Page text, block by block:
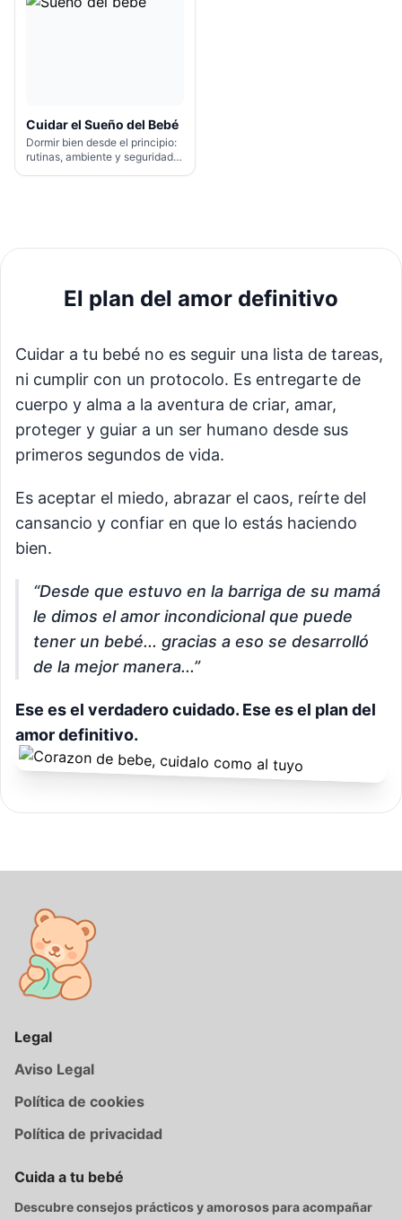
Cuidar el Sueño del Bebé
Dormir bien desde el principio:
rutinas, ambiente y seguridad
El plan del amor definitivo
Cuidar a tu bebé no es seguir una lista de tareas,
ni cumplir con un protocolo. Es entregarte de
cuerpo y alma a la aventura de criar, amar,
proteger y guiar a un ser humano desde sus
primeros segundos de vida.
Es aceptar el miedo, abrazar el caos, reírte del
cansancio y confiar en que lo estás haciendo
bien.
“Desde que estuvo en la barriga de su mamá
le dimos el amor incondicional que puede
tener un bebé... gracias a eso se desarrolló
de la mejor manera...”
Ese es el verdadero cuidado. Ese es el plan del
amor definitivo.
Legal
Aviso Legal
Política de cookies
Política de privacidad
Cuida a tu bebé
Descubre consejos prácticos y amorosos para acompañar